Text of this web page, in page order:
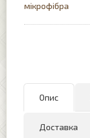
мікрофібра
Опис
Доставка